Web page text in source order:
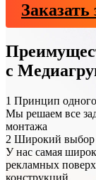
Заказать
с
1 Принцип
Мы решаем все
монтажа
2 Широкий выбор
У нас самая
рекламных